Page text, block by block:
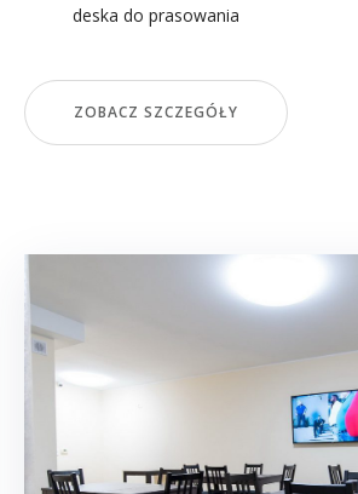
deska do prasowania
ZOBACZ SZCZEGÓŁY